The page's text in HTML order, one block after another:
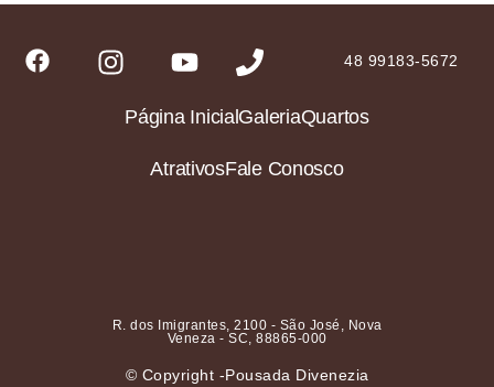
48 99183-5672
Página Inicial GaleriaQuartos
AtrativosFale Conosco
© Copyright -Pousada Divenezia
R. dos Imigrantes, 2100 - São José, Nova
Veneza - SC, 88865-000